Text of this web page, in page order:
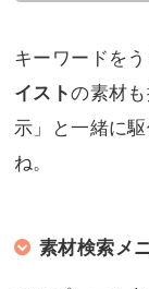
キーワードをう
イストの素材
示」と一緒に
ね。
素材検索メ